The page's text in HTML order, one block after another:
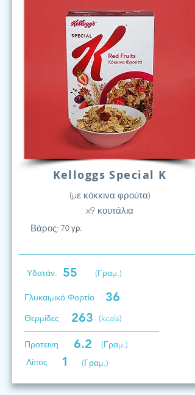
Kelloggs Special K
(με κόκκινα φρούτα)
x9 κουτάλια
Βάρος: 70 γρ.
Υδατάν. 55 (Γραμ.)
Γλυκαιμικό Φορτίο 36
Θερμίδες 263 (kcals)
Προτεινη 6.2
(Γραμ.)
Λίπος
1 (Γραμ.)